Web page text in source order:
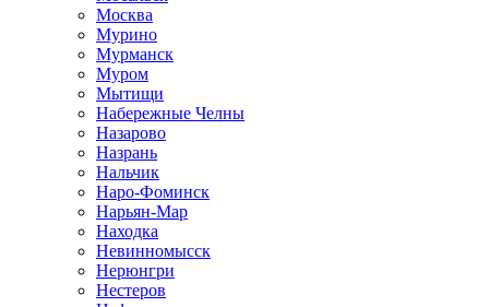
Москва
Мурино
Мурманск
Муром
Мытищи
Набережные Челны
Назарово
Назрань
Нальчик
Наро-Фоминск
Нарьян-Мар
Находка
Невинномысск
Нерюнгри
Нестеров